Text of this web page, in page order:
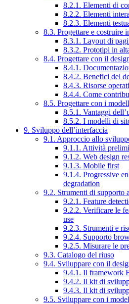
8.2.1. Elementi di
8.2.2. Elementi
8.2.3. Elementi
8.3. Progettare e costruire
8.3.1. Layout di
8.3.2. Prototipi in
8.4. Progettare con il
8.4.1.
8.4.2. Benefici del
8.4.3. Risorse
8.4.4. Come
8.5. Progettare con i
8.5.1. Vantaggi
8.5.2. I modelli di
9. Sviluppo dell’interfaccia
9.1. Approccio allo
9.1.1. Attività
9.1.2. Web design
9.1.3. Mobile first
9.1.4. Progressive
degradation
9.2. Strumenti di supporto
9.2.1. Feature
9.2.2. Verificare le
use
9.2.3. Strumenti e
9.2.4. Supporto
9.2.5. Misurare le
9.3. Catalogo del riuso
9.4. Sviluppare con il
9.4.1. Il framework
9.4.2. Il kit di
9.4.3. Il kit di
9.5. Sviluppare con i